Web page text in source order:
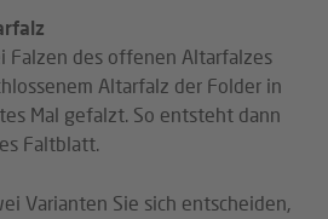
Falzen des offenen Altarfalzes
Altarfalz der Folder in
Mal gefalzt. So entsteht dann
Faltblatt.
Varianten Sie sich entscheiden,